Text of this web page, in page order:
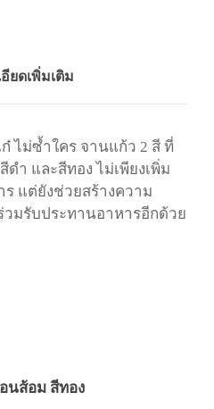
ยดเพิ่มเติม
ก๋ ไม่ซ้ำใคร จานแก้ว 2 สี ที่
ดำ และสีทอง ไม่เพียงเพิ่ม
แต่ยังช่วยสร้างความ
มรับประทานอาหารอีกด้วย
นส้อม สีทอง